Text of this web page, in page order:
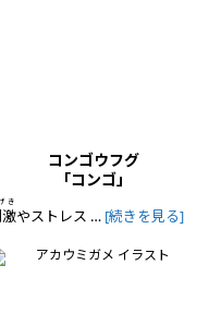
コンゴウフグ
「コンゴ」
き
やストレス … [続きを見る]